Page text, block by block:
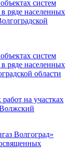
систем
в ряде населенных
систем
в ряде населенных
области
на участках
Волжский
Волгоград»